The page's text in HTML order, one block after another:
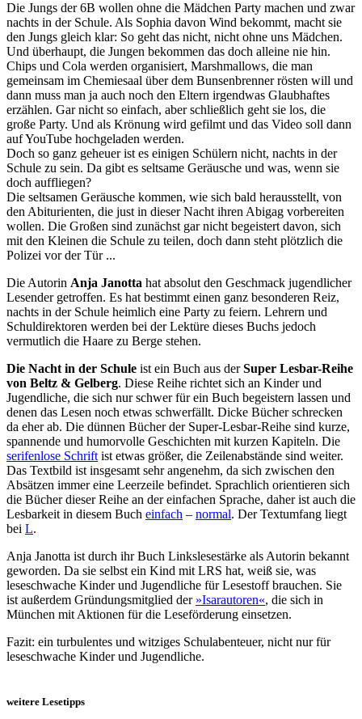
Die Jungs der 6B wollen ohne die Mädchen Party machen und zwar
nachts in der Schule. Als Sophia davon Wind bekommt, macht sie
den Jungs gleich klar: So geht das nicht, nicht ohne uns Mädchen.
Und überhaupt, die Jungen bekommen das doch alleine nie hin.
Chips und Cola werden organisiert, Marshmallows, die man
gemeinsam im Chemiesaal über dem Bunsenbrenner rösten will und
dann muss man ja auch noch den Eltern irgendwas Glaubhaftes
erzählen. Gar nicht so einfach, aber schließlich geht sie los, die
große Party. Und als Krönung wird gefilmt und das Video soll dann
auf YouTube hochgeladen werden.
Doch so ganz geheuer ist es einigen Schülern nicht, nachts in der
Schule zu sein. Da gibt es seltsame Geräusche und was, wenn sie
doch auffliegen?
Die seltsamen Geräusche kommen, wie sich bald herausstellt, von
den Abiturienten, die just in dieser Nacht ihren Abigag vorbereiten
wollen. Die Großen sind zunächst gar nicht begeistert davon, sich
mit den Kleinen die Schule zu teilen, doch dann steht plötzlich die
Polizei vor der Tür ...
Die Autorin Anja Janotta hat absolut den Geschmack jugendlicher
Lesender getroffen. Es hat bestimmt einen ganz besonderen Reiz,
nachts in der Schule heimlich eine Party zu feiern. Lehrern und
Schuldirektoren werden bei der Lektüre dieses Buchs jedoch
vermutlich die Haare zu Berge stehen.
Die Nacht in der Schule ist ein Buch aus derSuper Lesbar-Reihe
von Beltz & Gelberg. Diese Reihe richtet sich an Kinder und
Jugendliche, die sich nur schwer für ein Buch begeistern lassen und
denen das Lesen noch etwas schwerfällt. Dicke Bücher schrecken
da eher ab. Die dünnen Bücher der Super-Lesbar-Reihe sind kurze,
spannende und humorvolle Geschichten mit kurzen Kapiteln. Die
serifenlose Schrift ist etwas größer, die Zeilenabstände sind weiter.
Das Textbild ist insgesamt sehr angenehm, da sich zwischen den
Absätzen immer eine Leerzeile befindet. Sprachlich orientieren sich
die Bücher dieser Reihe an der einfachen Sprache, daher ist auch die
Lesbarkeit in diesem Buch einfach – normal. Der Textumfang liegt
bei L.
Anja Janotta ist durch ihr Buch Linkslesestärke als Autorin bekannt
geworden. Da sie selbst ein Kind mit LRS hat, weiß sie, was
leseschwache Kinder und Jugendliche für Lesestoff brauchen. Sie
ist außerdem Gründungsmitglied der »Isarautoren«, die sich in
München mit Aktionen für die Leseförderung einsetzen.
Fazit: ein turbulentes und witziges Schulabenteuer, nicht nur für
leseschwache Kinder und Jugendliche.
weitere Lesetipps